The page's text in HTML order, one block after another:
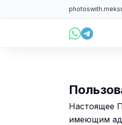
photoswith.me
Настоящее
имеющим